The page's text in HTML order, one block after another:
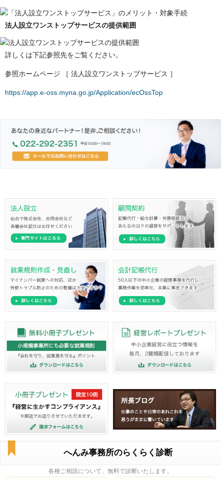
法人設立ワンストップサービスの提供範囲
詳しくは下記参照先をご覧ください。
参照ホームページ ［ 法人設立ワンストップサービス ］
https://app.e-oss.myna.go.jp/Application/ecOssTop
へんみ事務所のらくらく診断
各種ご相談について、無料で診断いたします。